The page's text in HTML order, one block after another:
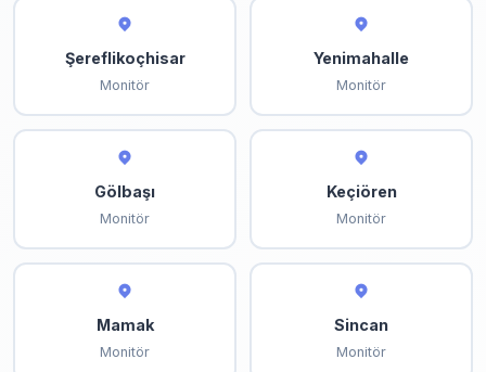
Şereflikoçhisar
Monitör
Yenimahalle
Monitör
Gölbaşı
Monitör
Keçiören
Monitör
Mamak
Monitör
Sincan
Monitör